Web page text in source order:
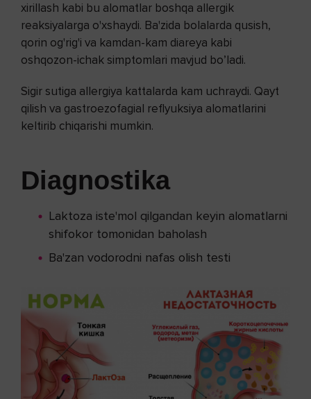
xirillash kabi bu alomatlar boshqa allergik
reaksiyalarga o'xshaydi. Ba'zida bolalarda qusish,
qorin og'rig'i va kamdan-kam diareya kabi
oshqozon-ichak simptomlari mavjud bo’ladi.
Sigir sutiga allergiya kattalarda kam uchraydi. Qayt
qilish va gastroezofagial reflyuksiya alomatlarini
keltirib chiqarishi mumkin.
Diagnostika
Laktoza iste'mol qilgandan keyin alomatlarni
shifokor tomonidan baholash
Ba'zan vodorodni nafas olish testi